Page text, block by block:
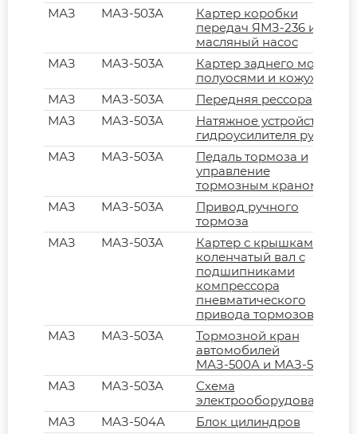
МАЗ
МАЗ-503А
Картер коробки
передач ЯМЗ-236 и
масляный насос
МАЗ
МАЗ-503А
Картер заднего моста с
полуосями и кожухами
МАЗ
МАЗ-503А
Передняя рессора
МАЗ
МАЗ-503А
Натяжное устройство
гидроусилителя руля
МАЗ
МАЗ-503А
Педаль тормоза и
управление
тормозным краном
МАЗ
МАЗ-503А
Привод ручного
тормоза
МАЗ
МАЗ-503А
Картер с крышками и
коленчатый вал с
подшипниками
компрессора
пневматического
привода тормозов
МАЗ
МАЗ-503А
Тормозной кран
автомобилей
МАЗ-500А и МАЗ-504А
МАЗ
МАЗ-503А
Схема
электрооборудования
МАЗ
МАЗ-504А
Блок цилиндров